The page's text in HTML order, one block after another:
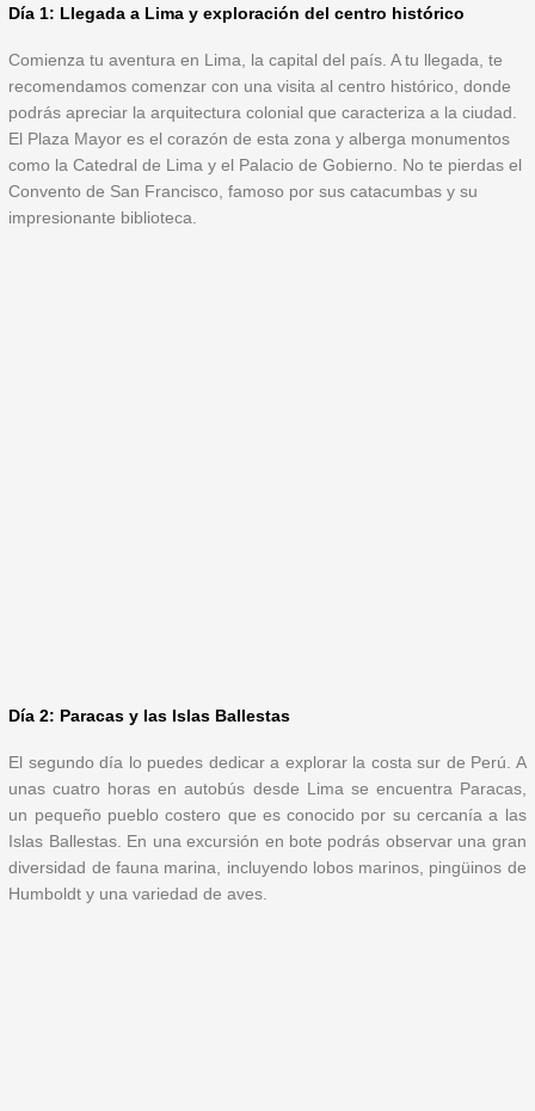
Día 1: Llegada a Lima y exploración del centro histórico
Comienza tu aventura en Lima, la capital del país. A tu llegada, te
recomendamos comenzar con una visita al centro histórico, donde
podrás apreciar la arquitectura colonial que caracteriza a la ciudad.
El Plaza Mayor es el corazón de esta zona y alberga monumentos
como la Catedral de Lima y el Palacio de Gobierno. No te pierdas el
Convento de San Francisco, famoso por sus catacumbas y su
impresionante biblioteca.
Día 2: Paracas y las Islas Ballestas
El segundo día lo puedes dedicar a explorar la costa sur de Perú. A
unas cuatro horas en autobús desde Lima se encuentra Paracas,
un pequeño pueblo costero que es conocido por su cercanía a las
Islas Ballestas. En una excursión en bote podrás observar una gran
diversidad de fauna marina, incluyendo lobos marinos, pingüinos de
Humboldt y una variedad de aves.